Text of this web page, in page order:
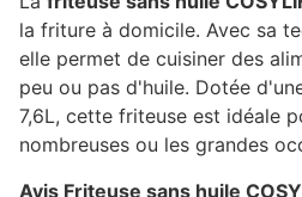
la friture à domicile. Avec sa
elle permet de cuisiner des
peu ou pas d'huile. Dotée
7,6L, cette friteuse est idéale
nombreuses ou les grandes
Avis Friteuse sans huile